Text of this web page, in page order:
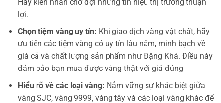
Hãy kiên nhẫn chờ đợi những tín hiệu thị trường thuận
lợi.
Chọn tiệm vàng uy tín: Khi giao dịch vàng vật chất, hãy
ưu tiên các tiệm vàng có uy tín lâu năm, minh bạch về
giá cả và chất lượng sản phẩm như Đặng Khá. Điều này
đảm bảo bạn mua được vàng thật với giá đúng.
Hiểu rõ về các loại vàng: Nắm vững sự khác biệt giữa
vàng SJC, vàng 9999, vàng tây và các loại vàng khác để